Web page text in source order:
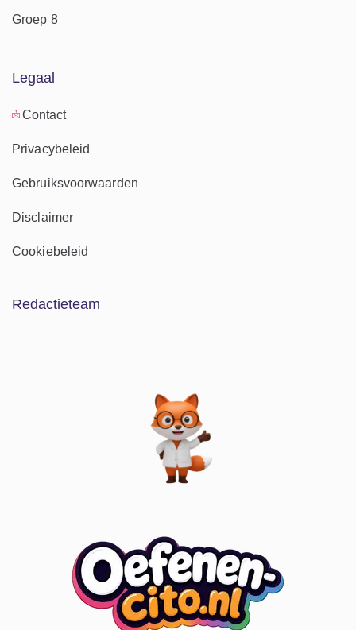
Groep 8
Legaal
Contact
Privacybeleid
Gebruiksvoorwaarden
Disclaimer
Cookiebeleid
Redactieteam